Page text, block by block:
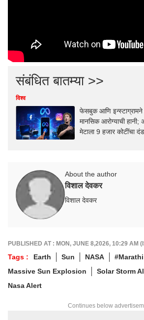
संबंधित बातम्या >>
विश्व
फेसबुक आणि इन्स्टाग्रामने
मानसिक आरोग्याची हानी;
मेटाला 9 हजार कोटींचा दंड
About the author
विशाल देवकर
विशाल देवकर
PUBLISHED AT : MON, JUNE 8,2026, 10:29 AM
Tags : Earth Sun NASA
Massive Sun Explosion
Solar Storm
Nasa Alert
Continues below